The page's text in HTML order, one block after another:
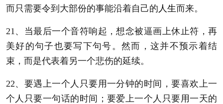
而只需要令到大部份的事能沿着自己的 人生而来。
21、当最后一个音符响起，想念被逼画上休止符，再
美好的句子也要写下句号。然而，这并不预示着结
束，而是代表着另一个悲伤的延续。
22、要遇上一个人只要用一分钟的时间，要喜欢上一
个人只要一句话的时间；要爱上一个人只要用一天的